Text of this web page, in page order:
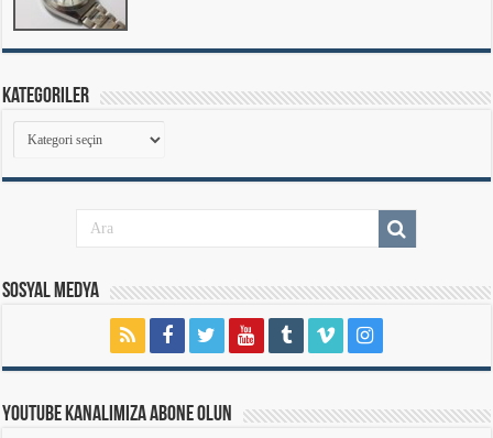
Kategoriler
Kategoriler
Sosyal Medya
Youtube Kanalımıza Abone Olun